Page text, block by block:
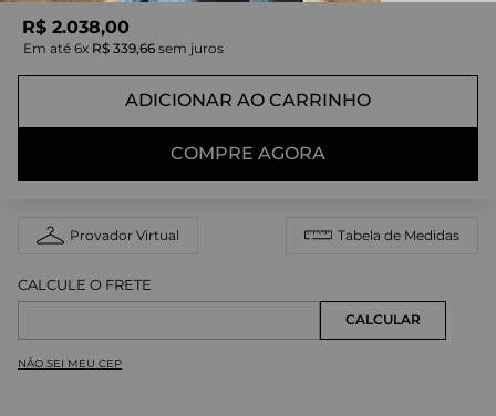
R$ 2.038,00
Em até 6x R$ 339,66 sem juros
ADICIONAR AO CARRINHO
COMPRE AGORA
Provador Virtual Tabela de Medidas
NÃO SEI MEU CEP